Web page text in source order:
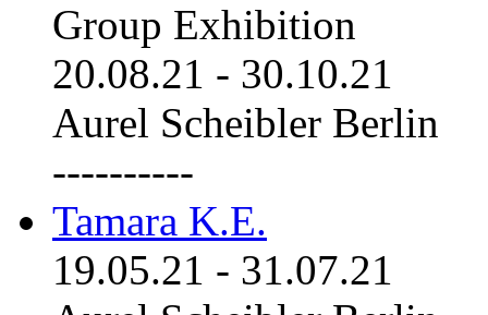
Group Exhibition
20.08.21 - 30.10.21
Aurel Scheibler Berlin
----------
Tamara K.E.
19.05.21 - 31.07.21